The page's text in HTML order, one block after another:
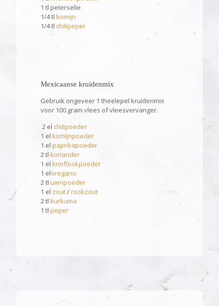
1 tl peterselie
1/4 tl komijn
1/4 tl chilipeper
Mexicaanse kruidenmix
Gebruik ongeveer 1 theelepel kruidenmix
voor 100 gram vlees of vleesvervanger.
2 el chilipoeder
1 el komijnpoeder
1 el paprikapoeder
2 tl koriander
1 el knoflookpoeder
1 eloregano
2 tl uienpoeder
1 el zout/rookzout
2 tl kurkuma
1 tl peper